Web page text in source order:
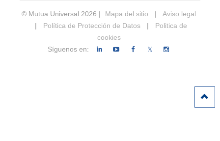
© Mutua Universal 2026 | Mapa del sitio |
Aviso legal
|
Política de Protección de Datos |
Politica de
cookies
Síguenos en:
𝕏